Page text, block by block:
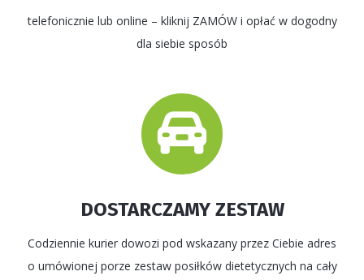
telefonicznie lub online – kliknij ZAMÓW i opłać w dogodny
dla siebie sposób
DOSTARCZAMY ZESTAW
Codziennie kurier dowozi pod wskazany przez Ciebie adres
o umówionej porze zestaw posiłków dietetycznych na cały